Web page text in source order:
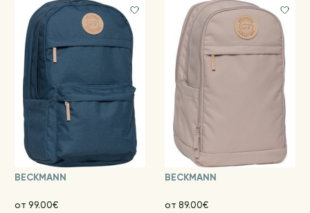
BECKMANN
от 99.00€
BECKMANN
от 89.00€